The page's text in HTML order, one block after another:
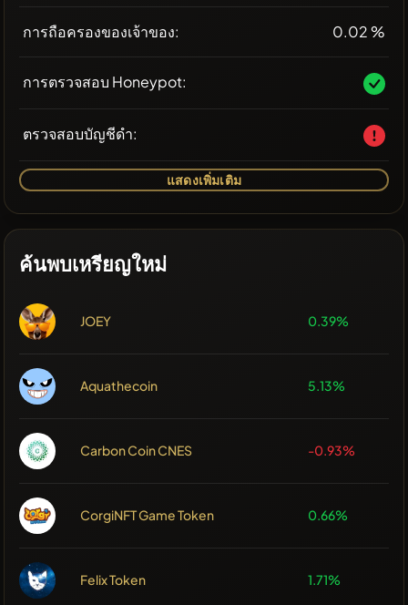
การถือครองของเจ้าของ: 0.02 %
การตรวจสอบ Honeypot:
ตรวจสอบบัญชีดำ:
แสดงเพิ่มเติม
ค้นพบเหรียญใหม่
JOEY 0.39%
Aquathecoin 5.13%
Carbon Coin CNES -0.93%
CorgiNFT Game Token 0.66%
Felix Token 1.71%